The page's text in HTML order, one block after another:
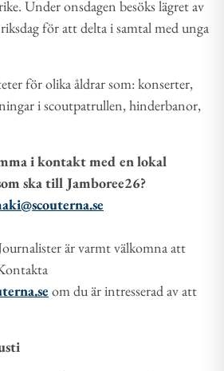
Under onsdagen besöks lägret av
för att delta i samtal med unga
för olika åldrar som: konserter,
i scoutpatrullen, hinderbanor,
i kontakt med en lokal
ska till Jamboree26?
är varmt välkomna att
om du är intresserad av att